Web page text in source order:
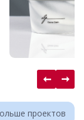
проектов